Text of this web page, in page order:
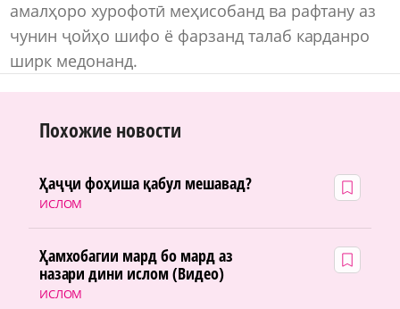
амалҳоро хурофотӣ меҳисобанд ва рафтану аз
чунин ҷойҳо шифо ё фарзанд талаб карданро
ширк медонанд.
Похожие новости
ИСЛОМ
Ҳаҷҷи фоҳиша қабул мешавад?
ИСЛОМ
Ҳамхобагии мард бо мард аз
назари дини ислом (Видео)